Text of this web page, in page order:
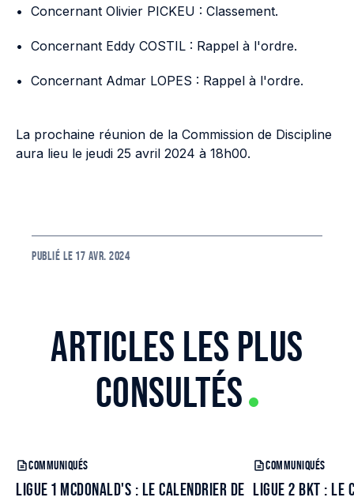
• Concernant Olivier PICKEU : Classement.
• Concernant Eddy COSTIL : Rappel à l'ordre.
• Concernant Admar LOPES : Rappel à l'ordre.
La prochaine réunion de la Commission de Discipline
aura lieu le jeudi 25 avril 2024 à 18h00.
PUBLIÉ LE 17 AVR. 2024
ARTICLES LES PLUS
CONSULTÉS
COMMUNIQUÉS
LIGUE 1 MCDONALD'S : LE CALENDRIER DE
COMMUNIQUÉS
LIGUE 2 BKT : LE